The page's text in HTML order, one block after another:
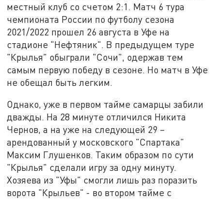
местный клуб со счетом 2:1. Матч 6 тура
чемпионата России по футболу сезона
2021/2022 прошел 26 августа в Уфе на
стадионе "Нефтяник". В предыдущем туре
"Крылья" обыграли "Сочи", одержав тем
самым первую победу в сезоне. Но матч в Уфе
не обещал быть легким.
Однако, уже в первом тайме самарцы забили
дважды. На 28 минуте отличился Никита
Чернов, а на уже на следующей 29 –
арендованный у московского "Спартака"
Максим Глушенков. Таким образом по сути
"Крылья" сделали игру за одну минуту.
Хозяева из "Уфы" смогли лишь раз поразить
ворота "Крыльев" - во втором тайме с